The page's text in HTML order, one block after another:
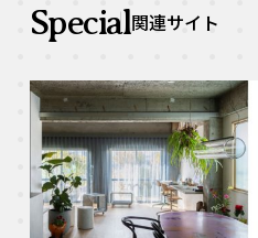
Special関連サイト